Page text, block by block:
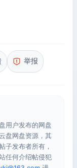
举报
用户发布的网盘
盘网盘资源，其
子发布者所有，
任何介绍帖侵犯